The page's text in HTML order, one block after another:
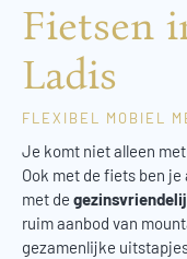
Fietsen
Ladis
FLEXIBEL MOBIEL
Je komt niet alleen
Ook met de fiets ben
met de
ruim aanbod van
gezamenlijke